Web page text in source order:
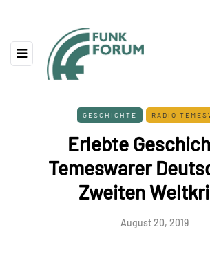
GESCHICHTE RADIO
Erlebte
Temeswarer
Zweiten
August 20, 2019